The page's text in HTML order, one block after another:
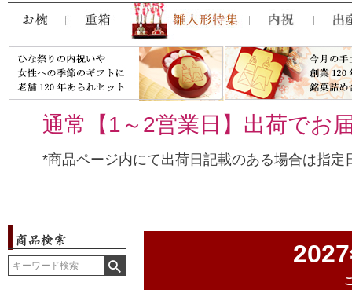
通常【1～2営業日】出荷でお
*商品ページ内にて出荷日記載のある場合は指定